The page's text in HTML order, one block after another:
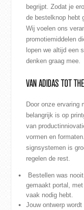
begrijpt. Zodat je
de bestelknop hebt
Wij voelen ons
promotiemiddelen
lopen we altijd een
denken graag mee.
VAN ADIDAS TOT
Door onze ervaring
belangrijk is op
van
vormen en
signsystemen is
regelen de rest.
Bestellen was
gemaakt portal,
vaak nodig hebt.
Jouw ontwerp